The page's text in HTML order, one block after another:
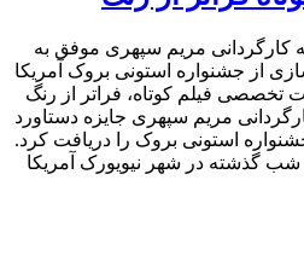
کارگردانی مریم سپهری موفق به
از جشنواره استونی بروک آمریکا
فیلم کوتاه، فراتر از رنگ
به کارگردانی مریم سپهری جایزه دستاورد
استونی بروک را دریافت کرد.
شب گذشته در شهر نیویورک آمریکا